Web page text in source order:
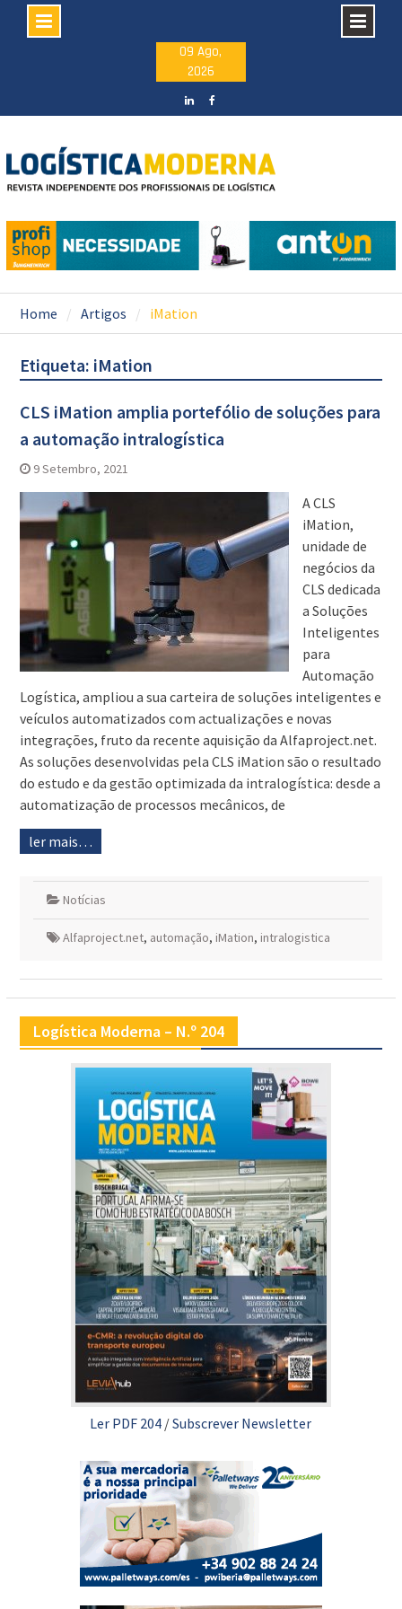
09 Ago,
2026
Home Artigos iMation
Etiqueta: iMation
CLS iMation amplia portefólio de soluções para
a automação intralogística
9 Setembro, 2021
A CLS
iMation,
unidade de
negócios da
CLS dedicada
a Soluções
Inteligentes
para
Automação
Logística, ampliou a sua carteira de soluções inteligentes e
veículos automatizados com actualizações e novas
integrações, fruto da recente aquisição da Alfaproject.net.
As soluções desenvolvidas pela CLS iMation são o resultado
do estudo e da gestão optimizada da intralogística: desde a
automatização de processos mecânicos, de
ler mais…
Notícias
Alfaproject.net, automação, iMation, intralogistica
Logística Moderna – N.º 204
Ler PDF 204 /Subscrever Newsletter